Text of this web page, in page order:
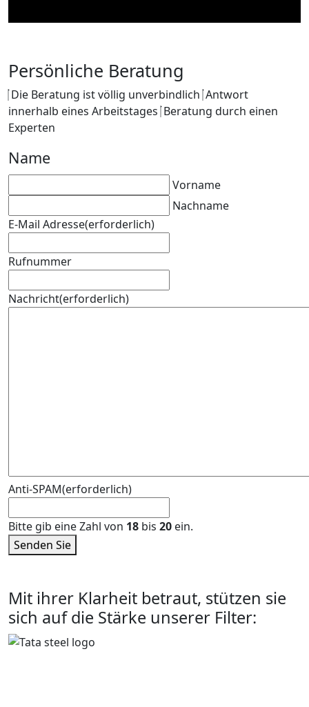
Persönliche Beratung
Die Beratung ist völlig unverbindlich Antwort
innerhalb eines Arbeitstages Beratung durch einen
Experten
Name
Vorname
Nachname
E-Mail Adresse(erforderlich)
Rufnummer
Nachricht(erforderlich)
Anti-SPAM(erforderlich)
Bitte gib eine Zahl von 18 bis 20 ein.
Senden Sie
Mit ihrer Klarheit betraut, stützen sie
sich auf die Stärke unserer Filter: